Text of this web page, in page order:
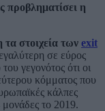
προβληματίσει η
στοιχεία των exit
σε εύρος
γεγονότος ότι οι
κόμματος που
κάλπες
το 2019.